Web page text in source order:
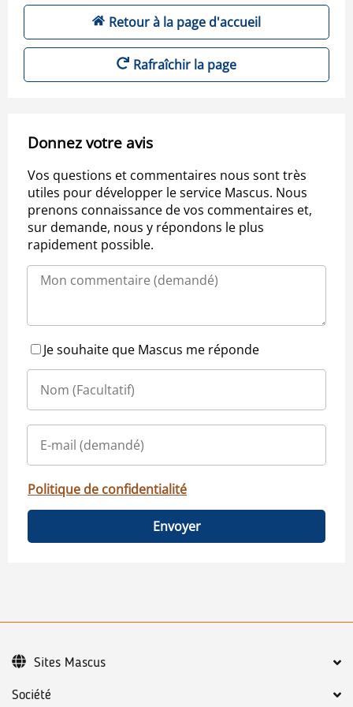
Retour à la page d'accueil
Rafraîchir la page
Donnez votre avis
Vos questions et commentaires nous sont très
utiles pour développer le service Mascus. Nous
prenons connaissance de vos commentaires et,
sur demande, nous y répondons le plus
rapidement possible.
Je souhaite que Mascus me réponde
Politique de confidentialité
Envoyer
Société
Sites Mascus